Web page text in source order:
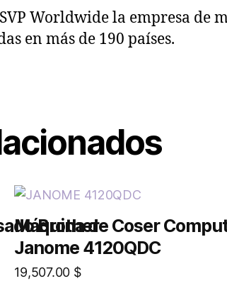
Worldwide la empresa de
en más de 190 países.
Brother
Máquina de Coser
Janome 4120QDC
19,507.00 $